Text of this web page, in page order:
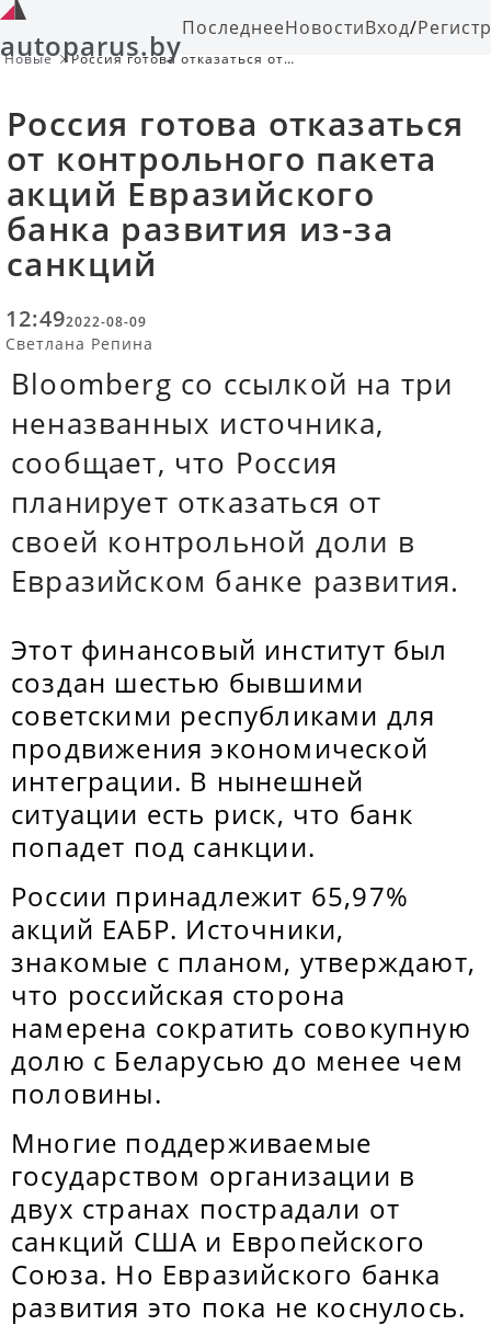
autoparus.byПоследнееНовостиВход/
Новые
Россия готова отказаться от
санкций
Россия готова отказаться
от контрольного пакета
акций Евразийского
банка развития из-за
санкций
12:492022-08-09
Светлана Репина
Bloomberg со ссылкой на три
неназванных источника,
сообщает, что Россия
планирует отказаться от
своей контрольной доли в
Евразийском банке развития.
Этот финансовый институт был
создан шестью бывшими
советскими республиками для
продвижения экономической
интеграции. В нынешней
ситуации есть риск, что банк
попадет под санкции.
России принадлежит 65,97%
акций ЕАБР. Источники,
знакомые с планом, утверждают,
что российская сторона
намерена сократить совокупную
долю с Беларусью до менее чем
половины.
Многие поддерживаемые
государством организации в
двух странах пострадали от
санкций США и Европейского
Союза. Но Евразийского банка
развития это пока не коснулось.